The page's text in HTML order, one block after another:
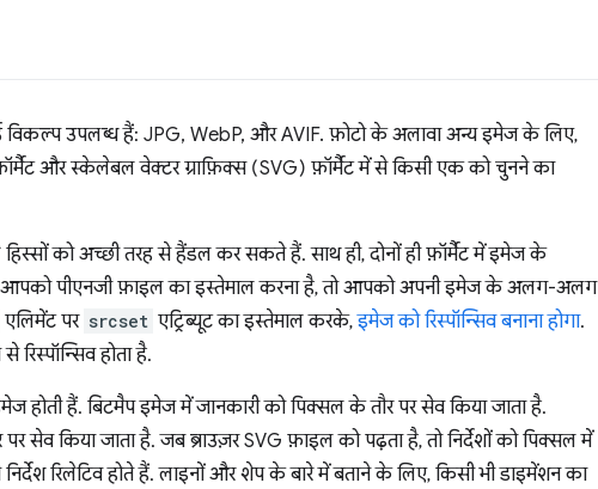
उपलब्ध हैं: JPG, WebP, और AVIF. फ़ोटो के अलावा अन्य इमेज के लिए,
और स्केलेबल वेक्टर ग्राफ़िक्स (SVG) फ़ॉर्मैट में से किसी एक को चुनने का
को अच्छी तरह से हैंडल कर सकते हैं. साथ ही, दोनों ही फ़ॉर्मैट में इमेज के
आपको पीएनजी फ़ाइल का इस्तेमाल करना है, तो आपको अपनी इमेज के अलग-अलग
एलिमेंट पर srcset एट्रिब्यूट का इस्तेमाल करके,इमेज को रिस्पॉन्सिव बनाना होगा.
होता है.
होती हैं. बिटमैप इमेज में जानकारी को पिक्सल के तौर पर सेव किया जाता है.
पर सेव किया जाता है. जब ब्राउज़र SVG फ़ाइल को पढ़ता है, तो निर्देशों को पिक्सल में
रिलेटिव होते हैं. लाइनों और शेप के बारे में बताने के लिए, किसी भी डाइमेंशन का